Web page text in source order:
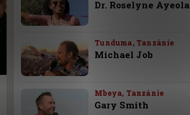
Dr. Roselyne Ayeola
Tunduma, Tanzánie
Michael Job
Mbeya, Tanzánie
Gary Smith